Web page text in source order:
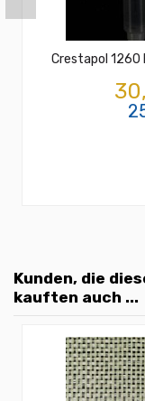
Crestapol
Kunden, die
kauften auch ...